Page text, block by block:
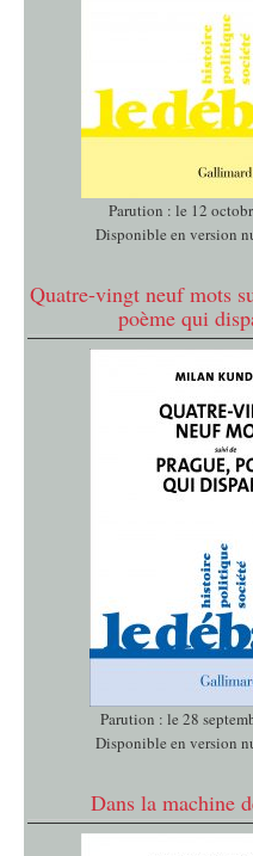
Parution : le 12
Disponible en version
Quatre-vingt neuf mots
poème qui
Parution : le 28
Disponible en version
Dans la machine